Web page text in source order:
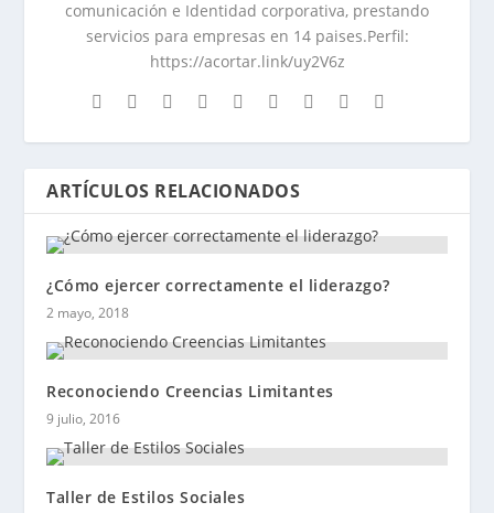
comunicación e Identidad corporativa, prestando
servicios para empresas en 14 paises.Perfil:
https://acortar.link/uy2V6z
ARTÍCULOS RELACIONADOS
¿Cómo ejercer correctamente el liderazgo?
2 mayo, 2018
Reconociendo Creencias Limitantes
9 julio, 2016
Taller de Estilos Sociales